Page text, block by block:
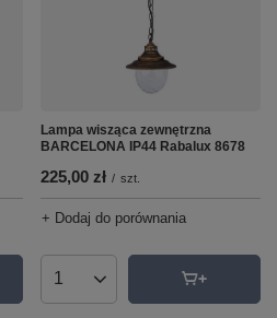
Lampa wisząca zewnętrzna
BARCELONA IP44 Rabalux 8678
225,00 zł / szt.
+ Dodaj do porównania
Ilość produktów